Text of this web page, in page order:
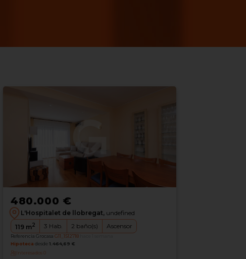
480.000 €
L'Hospitalet de llobregat, undefined
119m2 3 Hab. 2 baño(s) Ascensor
Referencia Grocasa G11_1512718
Hipoteca desde 1.464,69 €
Interesados0